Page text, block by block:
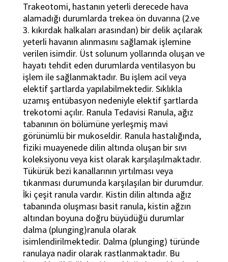
Trakeotomi, hastanın yeterli derecede hava
alamadığı durumlarda trekea ön duvarına (2.ve
3. kıkırdak halkaları arasından) bir delik açılarak
yeterli havanın alınmasını sağlamak işlemine
verilen isimdir. Üst solunum yollarında oluşan ve
hayatı tehdit eden durumlarda ventilasyon bu
işlem ile sağlanmaktadır. Bu işlem acil veya
elektif şartlarda yapılabilmektedir. Sıklıkla
uzamış entübasyon nedeniyle elektif şartlarda
trekotomi açılır. Ranula Tedavisi Ranula, ağız
tabanının ön bölümüne yerleşmiş mavi
görünümlü bir mukoseldir. Ranula hastalığında,
fiziki muayenede dilin altında oluşan bir sıvı
koleksiyonu veya kist olarak karşılaşılmaktadır.
Tükürük bezi kanallarının yırtılması veya
tıkanması durumunda karşılaşılan bir durumdur.
İki çeşit ranula vardır. Kistin dilin altında ağız
tabanında oluşması basit ranula, kistin ağzın
altından boyuna doğru büyüdüğü durumlar
dalma (plunging)ranula olarak
isimlendirilmektedir. Dalma (plunging) türünde
ranulaya nadir olarak rastlanmaktadır. Bu